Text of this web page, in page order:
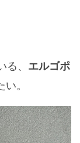
、 エルゴポ
。